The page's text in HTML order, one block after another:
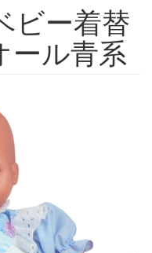
ビー着替
ル青系